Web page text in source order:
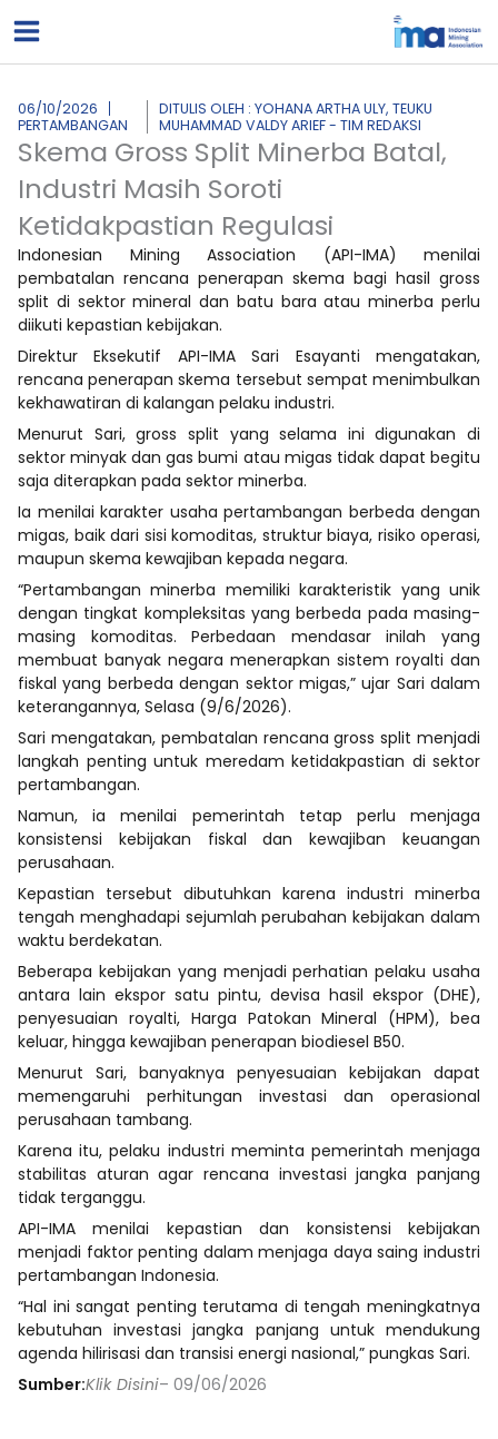
ke
06/10/2026
PERTAMBANGAN
DITULIS OLEH : YOHANA ARTHA ULY, TEUKU
MUHAMMAD VALDY ARIEF - TIM REDAKSI
Skema Gross Split Minerba Batal,
Industri Masih Soroti
Ketidakpastian Regulasi
Indonesian Mining Association (API-IMA) menilai
pembatalan rencana penerapan skema bagi hasil gross
split di sektor mineral dan batu bara atau minerba perlu
diikuti kepastian kebijakan.
Direktur Eksekutif API-IMA Sari Esayanti mengatakan,
rencana penerapan skema tersebut sempat menimbulkan
kekhawatiran di kalangan pelaku industri.
Menurut Sari, gross split yang selama ini digunakan di
sektor minyak dan gas bumi atau migas tidak dapat begitu
saja diterapkan pada sektor minerba.
Ia menilai karakter usaha pertambangan berbeda dengan
migas, baik dari sisi komoditas, struktur biaya, risiko operasi,
maupun skema kewajiban kepada negara.
“Pertambangan minerba memiliki karakteristik yang unik
dengan tingkat kompleksitas yang berbeda pada masing-
masing komoditas. Perbedaan mendasar inilah yang
membuat banyak negara menerapkan sistem royalti dan
fiskal yang berbeda dengan sektor migas,” ujar Sari dalam
keterangannya, Selasa (9/6/2026).
Sari mengatakan, pembatalan rencana gross split menjadi
langkah penting untuk meredam ketidakpastian di sektor
pertambangan.
Namun, ia menilai pemerintah tetap perlu menjaga
konsistensi kebijakan fiskal dan kewajiban keuangan
perusahaan.
Kepastian tersebut dibutuhkan karena industri minerba
tengah menghadapi sejumlah perubahan kebijakan dalam
waktu berdekatan.
Beberapa kebijakan yang menjadi perhatian pelaku usaha
antara lain ekspor satu pintu, devisa hasil ekspor (DHE),
penyesuaian royalti, Harga Patokan Mineral (HPM), bea
keluar, hingga kewajiban penerapan biodiesel B50.
Menurut Sari, banyaknya penyesuaian kebijakan dapat
memengaruhi perhitungan investasi dan operasional
perusahaan tambang.
Karena itu, pelaku industri meminta pemerintah menjaga
stabilitas aturan agar rencana investasi jangka panjang
tidak terganggu.
API-IMA menilai kepastian dan konsistensi kebijakan
menjadi faktor penting dalam menjaga daya saing industri
pertambangan Indonesia.
“Hal ini sangat penting terutama di tengah meningkatnya
kebutuhan investasi jangka panjang untuk mendukung
agenda hilirisasi dan transisi energi nasional,” pungkas Sari.
Sumber:Klik Disini– 09/06/2026